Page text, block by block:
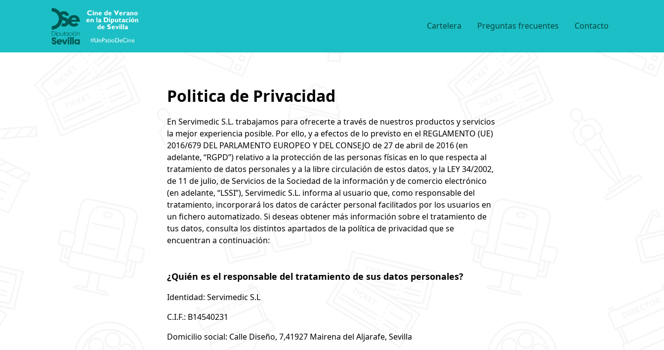
Cartelera Preguntas frecuentes Contacto
Politica de Privacidad
En Servimedic S.L. trabajamos para ofrecerte a través de nuestros productos y servicios
la mejor experiencia posible. Por ello, y a efectos de lo previsto en el REGLAMENTO (UE)
2016/679 DEL PARLAMENTO EUROPEO Y DEL CONSEJO de 27 de abril de 2016 (en
adelante, “RGPD”) relativo a la protección de las personas físicas en lo que respecta al
tratamiento de datos personales y a la libre circulación de estos datos, y la LEY 34/2002,
de 11 de julio, de Servicios de la Sociedad de la información y de comercio electrónico
(en adelante, “LSSI”), Servimedic S.L. informa al usuario que, como responsable del
tratamiento, incorporará los datos de carácter personal facilitados por los usuarios en
un fichero automatizado. Si deseas obtener más información sobre el tratamiento de
tus datos, consulta los distintos apartados de la política de privacidad que se
encuentran a continuación:
¿Quién es el responsable del tratamiento de sus datos personales?
Identidad: Servimedic S.L
C.I.F.: B14540231
Domicilio social: Calle Diseño, 7,41927 Mairena del Aljarafe, Sevilla